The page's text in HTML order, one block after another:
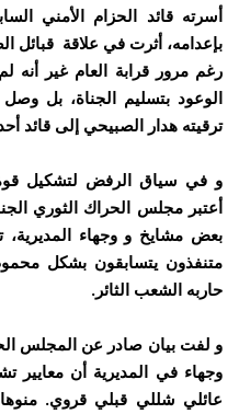
أسرته قائد الحزام الأمني
بإعدامه، أثرت في علاقة قبائل
رغم مرور قرابة العام غير
الوعود بتسليم الجناة، بل
ترقيته هدار الصبيحي إلى قائد
و في سياق الرفض لتشكيل قوة
أعتبرمجلس الحراك الثوري
بعض مشايخ و وجهاء
متنفذون يتسابقون بشكل
حاربه الشعب الثائر.
و لفت بيان صادر عن المجلس
وجهاء في المديرية أن
عائلي شللي قبلي قروي.